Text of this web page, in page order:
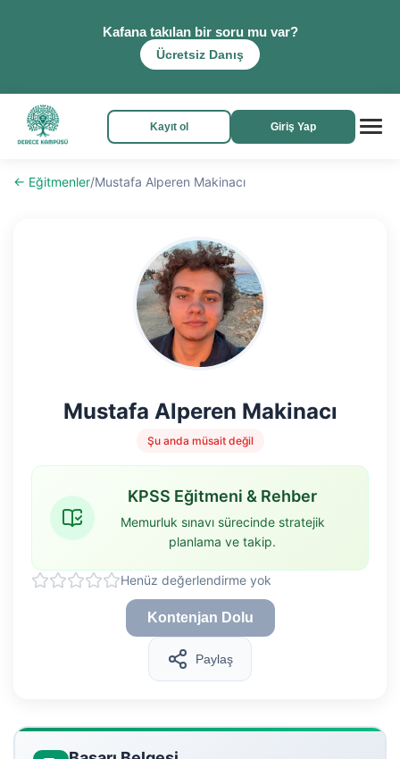
Kafana takılan bir soru mu var?
Ücretsiz Danış
Kayıt ol Giriş Yap
← Eğitmenler/Mustafa Alperen Makinacı
Mustafa Alperen Makinacı
Şu anda müsait değil
KPSS Eğitmeni & Rehber
Memurluk sınavı sürecinde stratejik
planlama ve takip.
Henüz değerlendirme yok
Kontenjan Dolu
Paylaş